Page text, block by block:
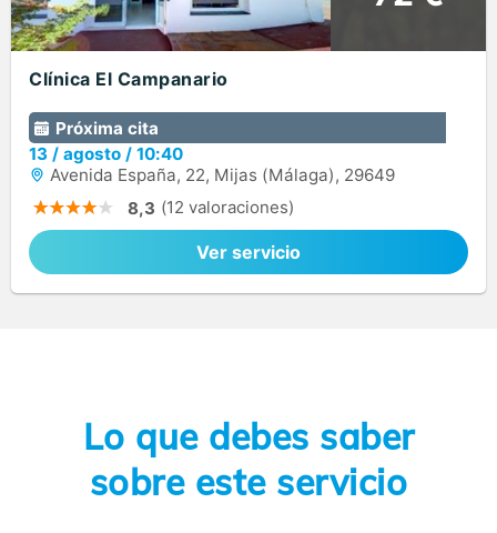
Clínica El Campanario
Próxima cita
13 / agosto / 10:40
Avenida España, 22, Mijas (Málaga), 29649
8,3 (12 valoraciones)
Ver servicio
Lo que debes saber
sobre este servicio